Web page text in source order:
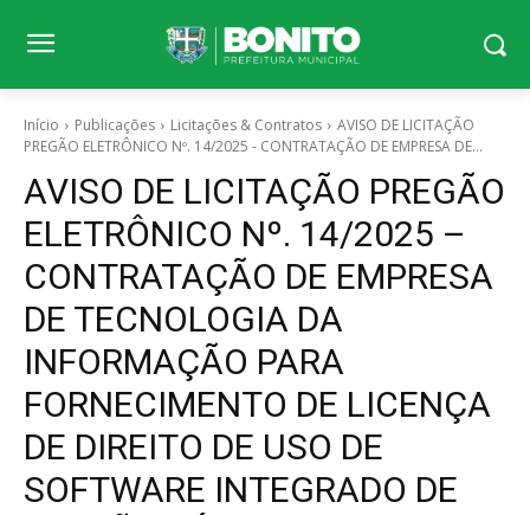
Início Publicações Licitações & Contratos
AVISO DE LICITAÇÃO
PREGÃO ELETRÔNICO Nº. 14/2025 - CONTRATAÇÃO DE EMPRESA DE...
AVISO DE LICITAÇÃO PREGÃO
ELETRÔNICO Nº. 14/2025 –
CONTRATAÇÃO DE EMPRESA
DE TECNOLOGIA DA
INFORMAÇÃO PARA
FORNECIMENTO DE LICENÇA
DE DIREITO DE USO DE
SOFTWARE INTEGRADO DE